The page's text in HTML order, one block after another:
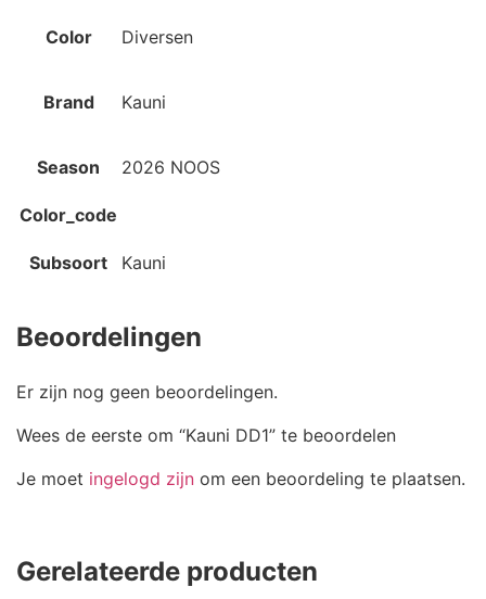
Color Diversen
Brand Kauni
Season 2026 NOOS
Color_code
Subsoort Kauni
Beoordelingen
Er zijn nog geen beoordelingen.
Wees de eerste om “Kauni DD1” te beoordelen
Je moet ingelogd zijn om een beoordeling te plaatsen.
Gerelateerde producten